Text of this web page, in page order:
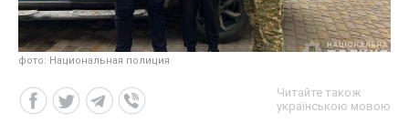
фото: Национальная полиция
Читайте також
українською мовою